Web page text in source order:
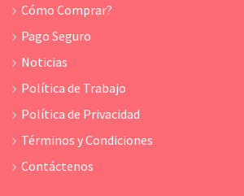
Cómo Comprar?
Pago Seguro
Noticias
Política de Trabajo
Política de Privacidad
Términos y Condiciones
Contáctenos